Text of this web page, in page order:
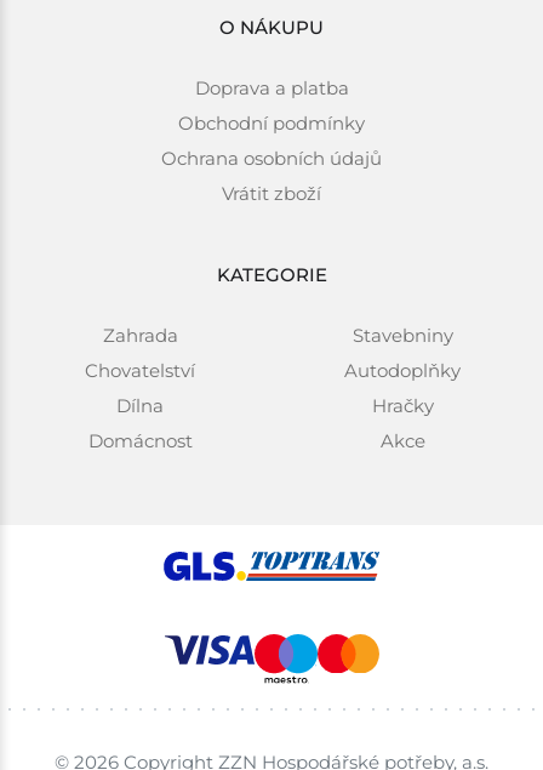
O NÁKUPU
Doprava a platba
Obchodní podmínky
Ochrana osobních údajů
Vrátit zboží
KATEGORIE
Zahrada
Chovatelství
Dílna
Domácnost
Stavebniny
Autodoplňky
Hračky
Akce
© 2026 Copyright ZZN Hospodářské potřeby, a.s.